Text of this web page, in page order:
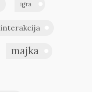
igra
interakcija
majka